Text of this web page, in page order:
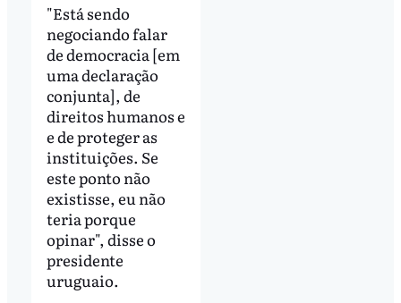
"Está sendo
negociando falar
de democracia [em
uma declaração
conjunta], de
direitos humanos e
e de proteger as
instituições. Se
este ponto não
existisse, eu não
teria porque
opinar", disse o
presidente
uruguaio.